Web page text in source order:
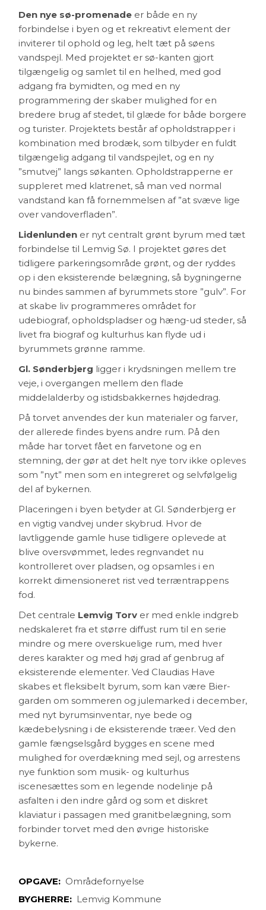
Den nye sø-promenade er både en ny
forbindelse i byen og et rekreativt element der
inviterer til ophold og leg, helt tæt på søens
vandspejl. Med projektet er sø-kanten gjort
tilgængelig og samlet til en helhed, med god
adgang fra bymidten, og med en ny
programmering der skaber mulighed for en
bredere brug af stedet, til glæde for både borgere
og turister. Projektets består af opholdstrapper i
kombination med brodæk, som tilbyder en fuldt
tilgængelig adgang til vandspejlet, og en ny
”smutvej” langs søkanten. Opholdstrapperne er
suppleret med klatrenet, så man ved normal
vandstand kan få fornemmelsen af ”at svæve lige
over vandoverfladen”.
Lidenlunden er nyt centralt grønt byrum med tæt
forbindelse til Lemvig Sø. I projektet gøres det
tidligere parkeringsområde grønt, og der ryddes
op i den eksisterende belægning, så bygningerne
nu bindes sammen af byrummets store ”gulv”. For
at skabe liv programmeres området for
udebiograf, opholdspladser og hæng-ud steder, så
livet fra biograf og kulturhus kan flyde ud i
byrummets grønne ramme.
Gl. Sønderbjerg ligger i krydsningen mellem tre
veje, i overgangen mellem den flade
middelalderby og istidsbakkernes højdedrag.
På torvet anvendes der kun materialer og farver,
der allerede findes byens andre rum. På den
måde har torvet fået en farvetone og en
stemning, der gør at det helt nye torv ikke opleves
som ”nyt” men som en integreret og selvfølgelig
del af bykernen.
Placeringen i byen betyder at Gl. Sønderbjerg er
en vigtig vandvej under skybrud. Hvor de
lavtliggende gamle huse tidligere oplevede at
blive oversvømmet, ledes regnvandet nu
kontrolleret over pladsen, og opsamles i en
korrekt dimensioneret rist ved terræntrappens
fod.
Det centrale Lemvig Torv er med enkle indgreb
nedskaleret fra et større diffust rum til en serie
mindre og mere overskuelige rum, med hver
deres karakter og med høj grad af genbrug af
eksisterende elementer. Ved Claudias Have
skabes et fleksibelt byrum, som kan være Bier-
garden om sommeren og julemarked i december,
med nyt byrumsinventar, nye bede og
kædebelysning i de eksisterende træer. Ved den
gamle fængselsgård bygges en scene med
mulighed for overdækning med sejl, og arrestens
nye funktion som musik- og kulturhus
iscenesættes som en legende nodelinje på
asfalten i den indre gård og som et diskret
klaviatur i passagen med granitbelægning, som
forbinder torvet med den øvrige historiske
bykerne.
OPGAVE: Områdefornyelse
BYGHERRE: Lemvig Kommune